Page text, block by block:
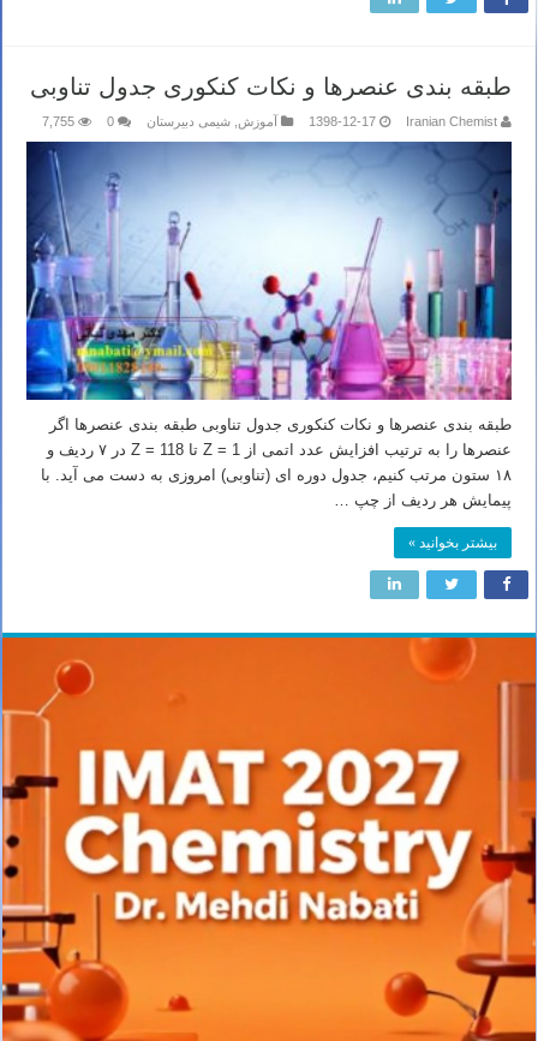
طبقه بندی عنصرها و نکات کنکوری جدول تناوبی
Iranian Chemist
1398-12-17 آموزش شیمی دبیرستان 0
7,755
طبقه بندی عنصرها و نکات کنکوری جدول تناوبی طبقه بندی عنصرها اگر
عنصرها را به ترتیب افزایش عدد اتمی از Z = 1 تا Z = 118 در ۷ ردیف و
۱۸ ستون مرتب کنیم، جدول دوره ای (تناوبی) امروزی به دست می آید. با
پیمایش هر ردیف از چپ …
بیشتر بخوانید »